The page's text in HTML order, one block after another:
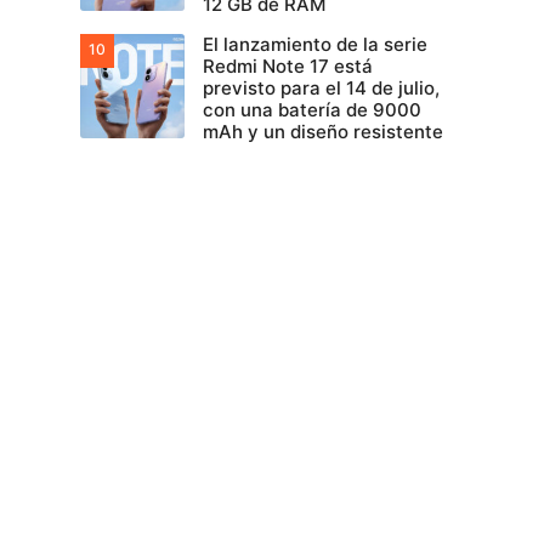
El lanzamiento de la serie
Redmi Note 17 está
previsto para el 14 de julio,
con una batería de 9000
mAh y un diseño resistente